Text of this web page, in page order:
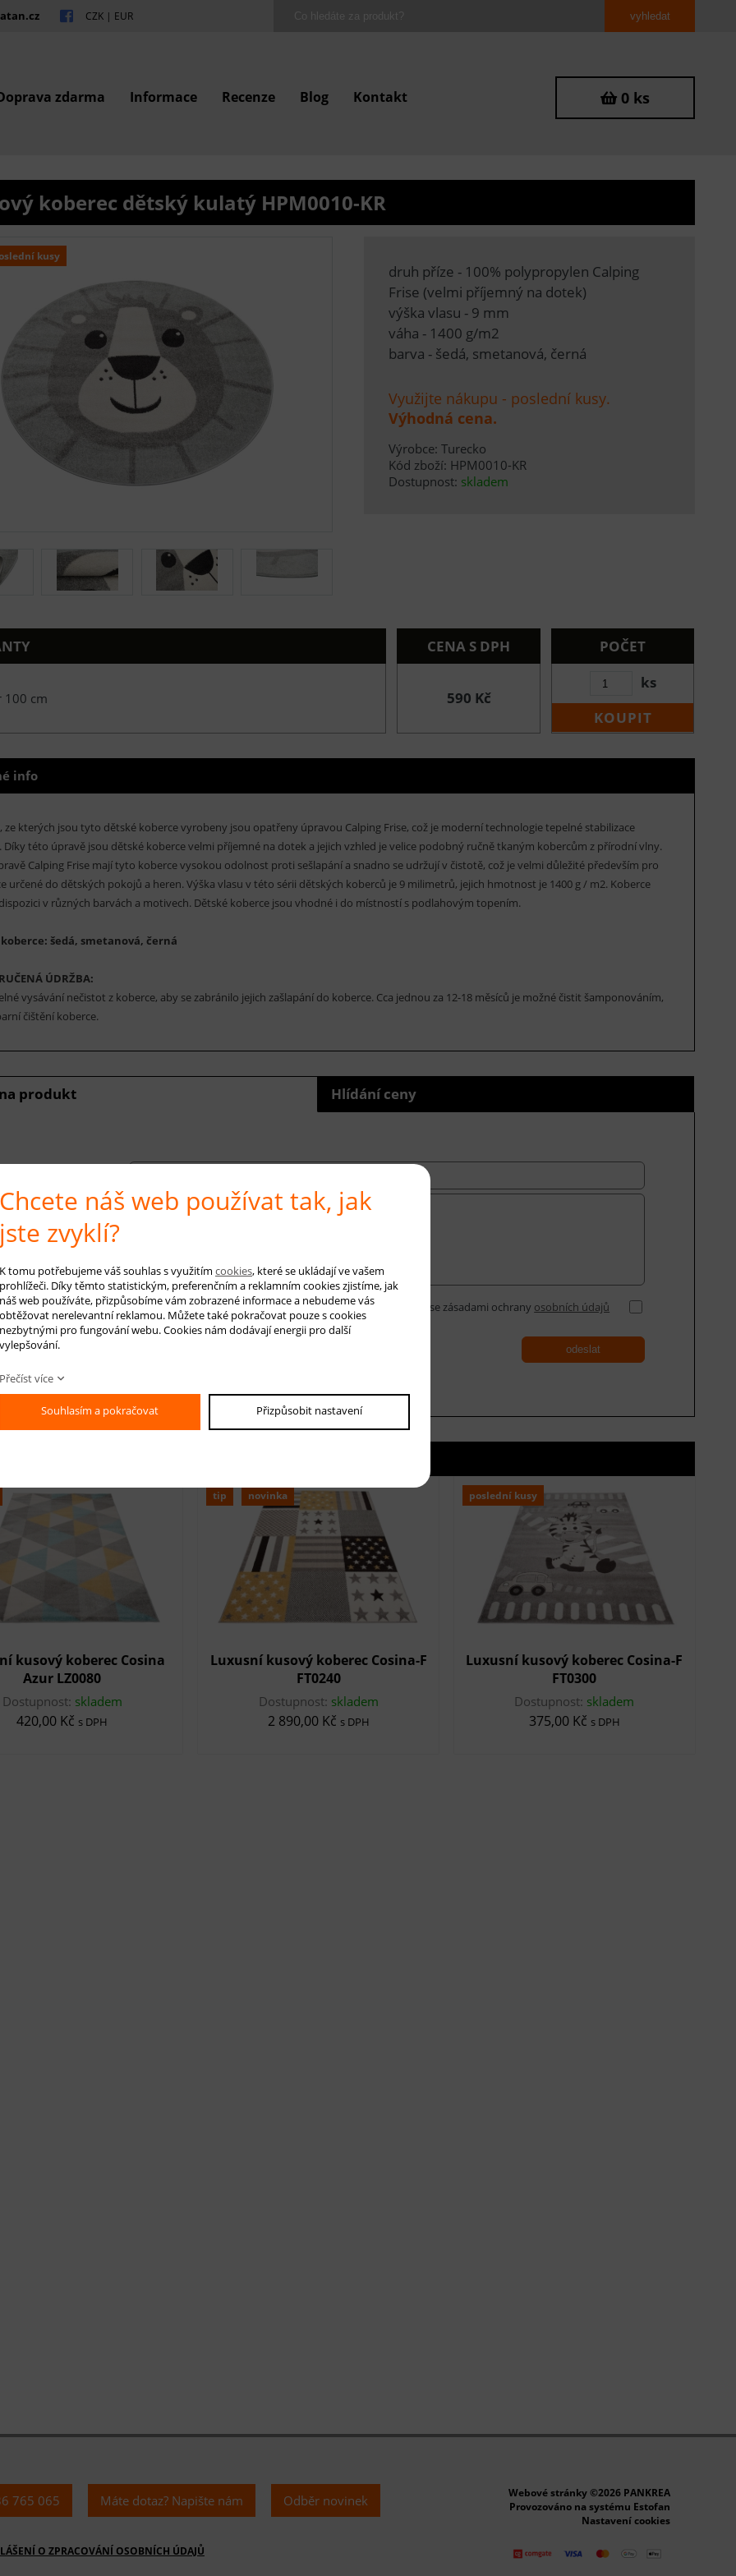
CZK | EUR
zdarma Informace Recenze Blog Kontakt 0 ks
koberec dětský kulatý HPM0010-KR
kusy
druh příze - 100% polypropylen Calping
Frise (velmi příjemný na dotek)
výška vlasu - 9 mm
váha - 1400 g/m2
barva - šedá, smetanová, černá
Využijte nákupu - poslední kusy.
Výhodná cena.
Výrobce: Turecko
Kód zboží: HPM0010-KR
Dostupnost: skladem
CENA S DPH POČET
100 cm 590 Kč
ks
KOUPIT
info
ze kterých jsou tyto dětské koberce vyrobeny jsou opatřeny úpravou Calping Frise, což je moderní technologie tepelné stabilizace
Díky této úpravě jsou dětské koberce velmi příjemné na dotek a jejich vzhled je velice podobný ručně tkaným kobercům z přírodní vlny.
Calping Frise mají tyto koberce vysokou odolnost proti sešlapání a snadno se udržují v čistotě, což je velmi důležité především pro
určené do dětských pokojů a heren. Výška vlasu v této sérii dětských koberců je 9 milimetrů, jejich hmotnost je 1400 g / m2. Koberce
v různých barvách a motivech. Dětské koberce jsou vhodné i do místností s podlahovým topením.
šedá, smetanová, černá
ÚDRŽBA:
vysávání nečistot z koberce, aby se zabránilo jejich zašlapání do koberce. Cca jednou za 12-18 měsíců je možné čistit šamponováním,
čištění koberce.
produkt Hlídání ceny
Váš dotaz
Souhlasím se zásadami ochrany osobních údajů
odeslat
produkty
kusový koberec Cosina
Azur LZ0080
Dostupnost: skladem
420,00 Kč s DPH
tip novinka
Luxusní kusový koberec Cosina-F
FT0240
Dostupnost: skladem
2 890,00 Kč s DPH
poslední kusy
Luxusní kusový koberec Cosina-F
FT0300
Dostupnost: skladem
375,00 Kč s DPH
O ZPRACOVÁNÍ OSOBNÍCH ÚDAJŮ
765 065 Máte dotaz? Napište nám Odběr novinek
Webové stránky ©2026 PANKREA
Provozováno na systému Estofan
Nastavení cookies
Chcete náš web používat tak, jak
jste zvyklí?
K tomu potřebujeme váš souhlas s využitím cookies, které se ukládají ve vašem
prohlížeči. Díky těmto statistickým, preferenčním a reklamním cookies zjistíme, jak
náš web používáte, přizpůsobíme vám zobrazené informace a nebudeme vás
obtěžovat nerelevantní reklamou. Můžete také pokračovat pouze s cookies
nezbytnými pro fungování webu. Cookies nám dodávají energii pro další
vylepšování.
Přečíst více
Souhlasím a pokračovat Přizpůsobit nastavení